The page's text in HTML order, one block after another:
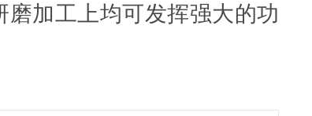
加工上均可发挥强大的功